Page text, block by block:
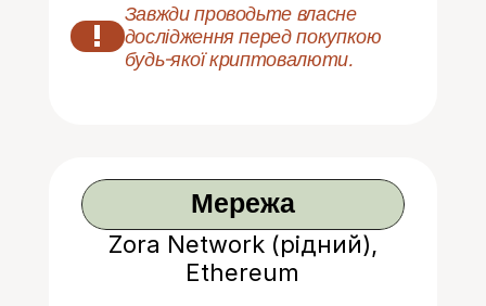
!
Завжди проводьте власне
дослідження перед покупкою
будь-якої криптовалюти.
Мережа
Zora Network (рідний),
Ethereum